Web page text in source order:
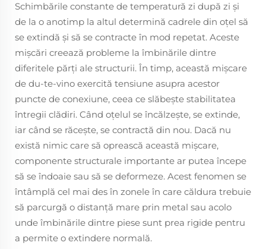
Schimbările constante de temperatură zi după zi și
de la o anotimp la altul determină cadrele din oțel să
se extindă și să se contracte în mod repetat. Aceste
mișcări creează probleme la îmbinările dintre
diferitele părți ale structurii. În timp, această mișcare
de du-te-vino exercită tensiune asupra acestor
puncte de conexiune, ceea ce slăbește stabilitatea
întregii clădiri. Când oțelul se încălzește, se extinde,
iar când se răcește, se contractă din nou. Dacă nu
există nimic care să oprească această mișcare,
componente structurale importante ar putea începe
să se îndoaie sau să se deformeze. Acest fenomen se
întâmplă cel mai des în zonele în care căldura trebuie
să parcurgă o distanță mare prin metal sau acolo
unde îmbinările dintre piese sunt prea rigide pentru
a permite o extindere normală.